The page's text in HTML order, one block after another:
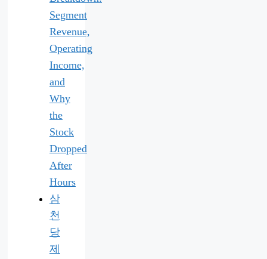
Segment
Revenue,
Operating
Income,
and
Why
the
Stock
Dropped
After
Hours
삼
천
당
제